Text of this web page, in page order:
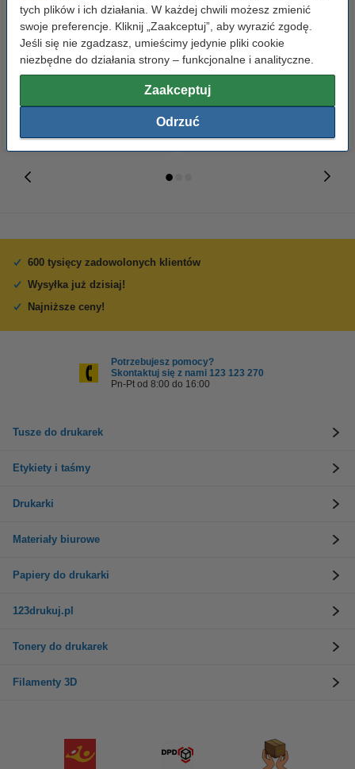
tych plików i ich działania. W każdej chwili możesz zmienić
swoje preferencje. Kliknij „Zaakceptuj”, aby wyrazić zgodę.
Jeśli się nie zgadzasz, umieścimy jedynie pliki cookie
niezbędne do działania strony – funkcjonalne i analityczne.
Zaakceptuj
Odrzuć
Papier ksero A4 80 g/m2 (500
szt.), 123drukuj
23,00 zł z VAT
Papier ksero A4 80 g/m2 (2500
szt.), 123drukuj (5 ryz)
110,00 zł z VAT
600 tysięcy zadowolonych klientów
Wysyłka już dzisiaj!
Najniższe ceny!
Potrzebujesz pomocy?
Skontaktuj się z nami 123 123 270
Pn-Pt od 8:00 do 16:00
Tusze do drukarek
Etykiety i taśmy
Drukarki
Materiały biurowe
Papiery do drukarki
123drukuj.pl
Tonery do drukarek
Filamenty 3D